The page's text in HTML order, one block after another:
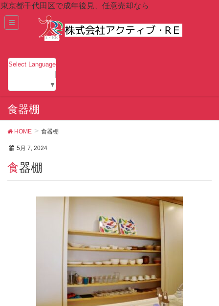
東京都千代田区で成年後見、任意売却なら
Select Language
▼
食器棚
HOME 食器棚
5月 7, 2024
食器棚